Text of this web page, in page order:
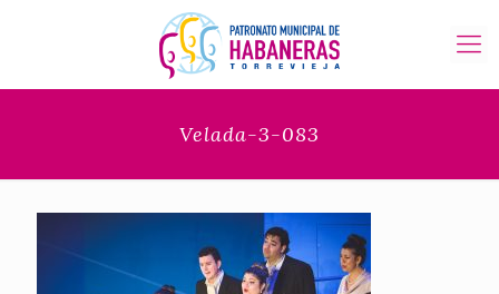
Velada-3-083